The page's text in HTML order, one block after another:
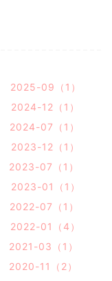
2025-09（1）
2024-12（1）
2024-07（1）
2023-12（1）
2023-07（1）
2023-01（1）
2022-07（1）
2022-01（4）
2021-03（1）
2020-11（2）